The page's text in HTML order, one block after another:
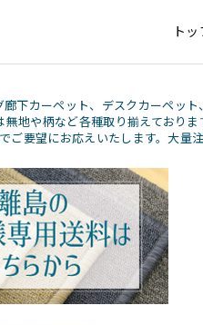
ト
下カーペット、デスクカーペッ
無地や柄など各種取り揃えており
ご要望にお応えいたします。大量